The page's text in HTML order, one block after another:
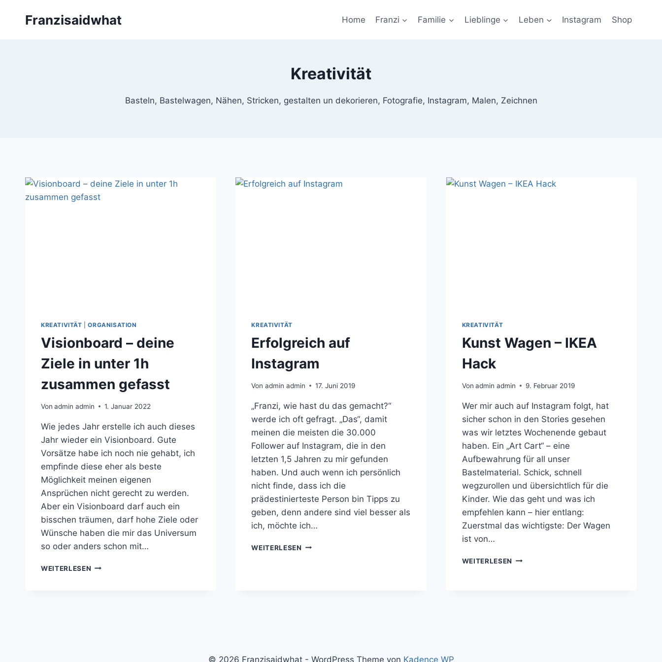
Franzisaidwhat Home Franzi Familie Lieblinge Leben Instagram Shop
Kreativität
Basteln, Bastelwagen, Nähen, Stricken, gestalten un dekorieren, Fotografie, Instagram, Malen, Zeichnen
KREATIVITÄT |ORGANISATION
Visionboard – deine
Ziele in unter 1h
zusammen gefasst
Von admin admin 1. Januar 2022
Wie jedes Jahr erstelle ich auch dieses
Jahr wieder ein Visionboard. Gute
Vorsätze habe ich noch nie gehabt, ich
empfinde diese eher als beste
Möglichkeit meinen eigenen
Ansprüchen nicht gerecht zu werden.
Aber ein Visionboard darf auch ein
bisschen träumen, darf hohe Ziele oder
Wünsche haben die mir das Universum
so oder anders schon mit…
WEITERLESEN VISIONBOARD
KREATIVITÄT
Erfolgreich auf
Instagram
Von admin admin 17. Juni 2019
„Franzi, wie hast du das gemacht?“
werde ich oft gefragt. „Das“, damit
meinen die meisten die 30.000
Follower auf Instagram, die in den
letzten 1,5 Jahren zu mir gefunden
haben. Und auch wenn ich persönlich
nicht finde, dass ich die
prädestinierteste Person bin Tipps zu
geben, denn andere sind viel besser als
ich, möchte ich…
WEITERLESEN ERFOLGREICH
KREATIVITÄT
Kunst Wagen – IKEA
Hack
Von admin admin 9. Februar 2019
Wer mir auch auf Instagram folgt, hat
sicher schon in den Stories gesehen
was wir letztes Wochenende gebaut
haben. Ein „Art Cart“ – eine
Aufbewahrung für all unser
Bastelmaterial. Schick, schnell
wegzurollen und übersichtlich für die
Kinder. Wie das geht und was ich
empfehlen kann – hier entlang:
Zuerstmal das wichtigste: Der Wagen
ist von…
WEITERLESEN KUNST
© 2026 Franzisaidwhat - WordPress Theme von Kadence WP